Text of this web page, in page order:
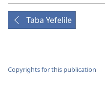
Taba Yefelile
Copyrights for this publication